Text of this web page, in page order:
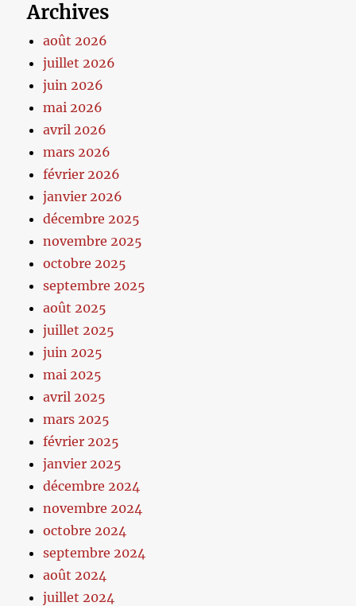
Archives
août 2026
juillet 2026
juin 2026
mai 2026
avril 2026
mars 2026
février 2026
janvier 2026
décembre 2025
novembre 2025
octobre 2025
septembre 2025
août 2025
juillet 2025
juin 2025
mai 2025
avril 2025
mars 2025
février 2025
janvier 2025
décembre 2024
novembre 2024
octobre 2024
septembre 2024
août 2024
juillet 2024